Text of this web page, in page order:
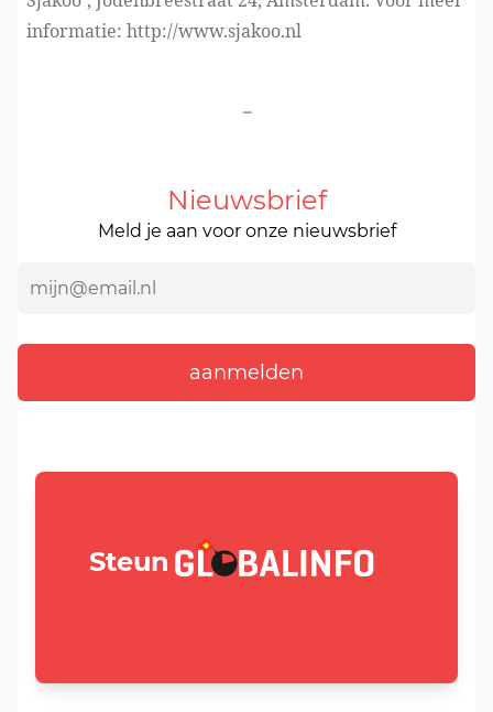
informatie: http://www.sjakoo.nl
-
Nieuwsbrief
Meld je aan voor onze nieuwsbrief
Steun GLOBALINFO.nl